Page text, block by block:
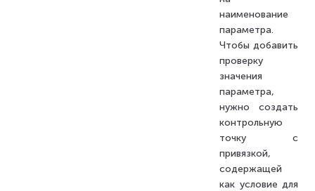
наименование
параметра.
Чтобы добавить
проверку
значения
параметра,
нужно создать
контрольную
точку с
привязкой,
содержащей
как условие для